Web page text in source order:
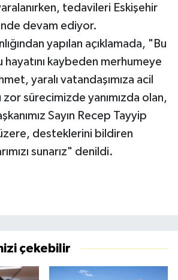
tedavileri Eskişehir
devam ediyor.
yapılan açıklamada, "Bu
hayatını kaybeden merhumeye
yaralı vatandaşımıza acil
sürecimizde yanımızda olan,
Sayın Recep Tayyip
desteklerini bildiren
sunarız" denildi.
çekebilir